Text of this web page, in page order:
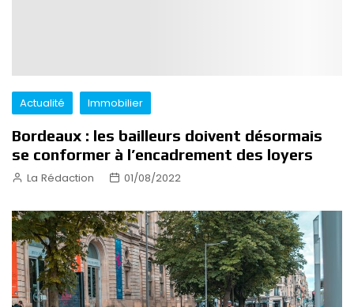
Actualité Immobilier
Bordeaux : les bailleurs doivent désormais
se conformer à l’encadrement des loyers
La Rédaction 01/08/2022